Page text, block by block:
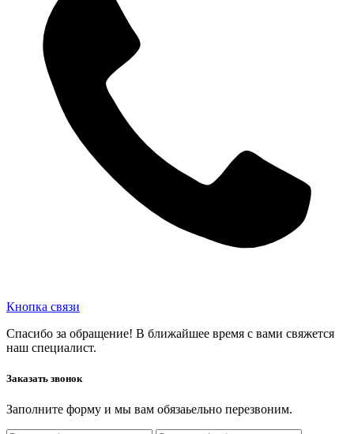
Кнопка связи
Спасибо за обращение! В ближайшее время с вами свяжется
наш специалист.
Заказать звонок
Заполните форму и мы вам обязаьельно перезвоним.